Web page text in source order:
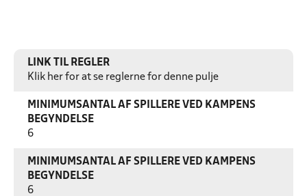
LINK TIL REGLER
Klik her for at se reglerne for denne pulje
MINIMUMSANTAL AF SPILLERE VED KAMPENS
BEGYNDELSE
6
MINIMUMSANTAL AF SPILLERE VED KAMPENS
BEGYNDELSE
6